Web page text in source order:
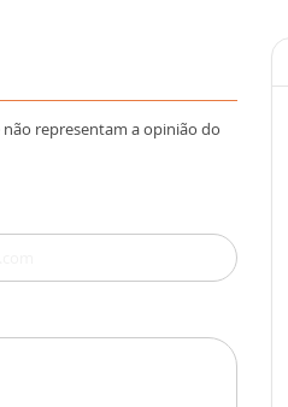
representam a opinião do